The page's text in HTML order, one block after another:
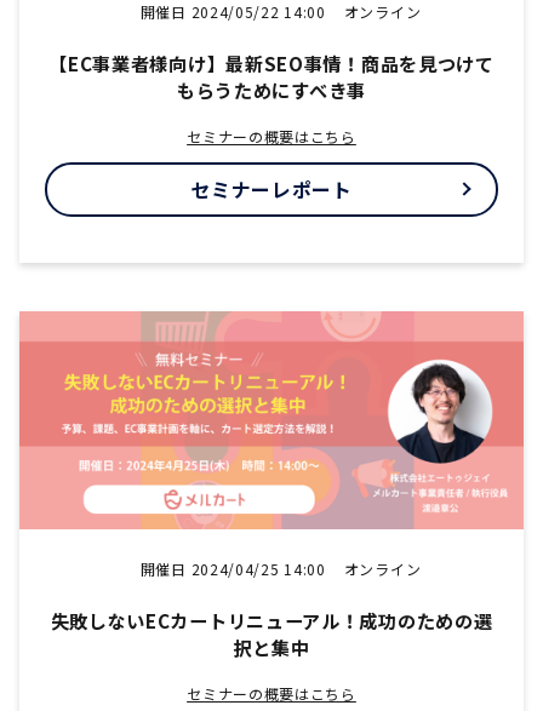
開催日 2024/05/22 14:00 オンライン
【EC事業者様向け】最新SEO事情！商品を見つけて
もらうためにすべき事
セミナーの概要はこちら
セミナーレポート
開催日 2024/04/25 14:00 オンライン
失敗しないECカートリニューアル！成功のための選
択と集中
セミナーの概要はこちら